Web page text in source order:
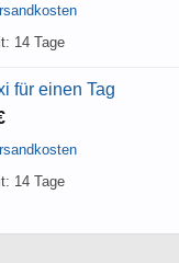
14 Tage
für einen Tag
14 Tage